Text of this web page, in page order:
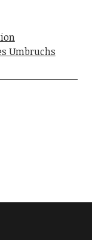
Umbruchs